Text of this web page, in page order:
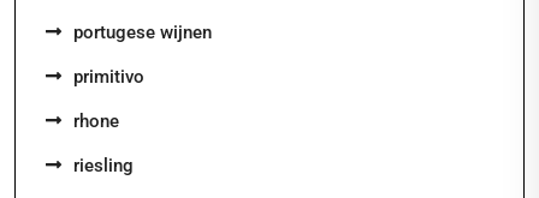
portugese wijnen
primitivo
rhone
riesling